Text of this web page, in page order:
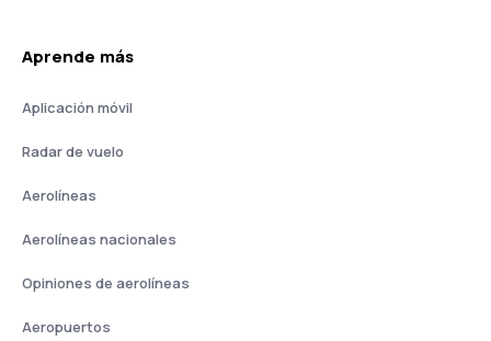
Aprende más
Aplicación móvil
Radar de vuelo
Aerolíneas
Aerolíneas nacionales
Opiniones de aerolíneas
Aeropuertos